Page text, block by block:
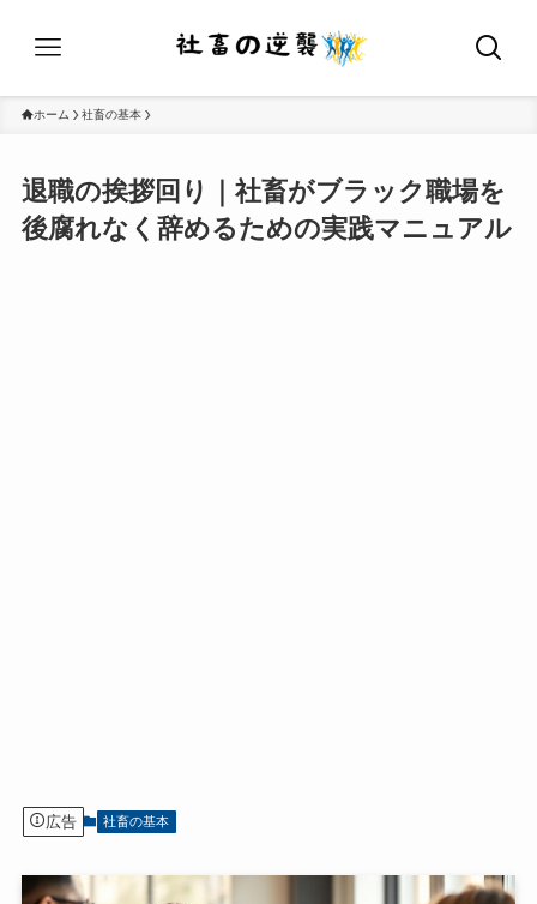
ホーム 社畜の基本
退職の挨拶回り｜社畜がブラック職場を
後腐れなく辞めるための実践マニュアル
広告 社畜の基本